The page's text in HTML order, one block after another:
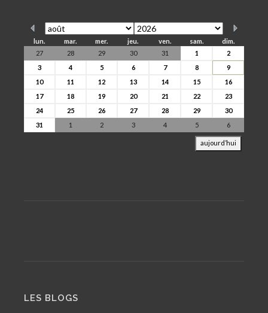
lun. mar. mer. jeu. ven. sam.
dim.
27
28 29 30 31 1
2
3
4 5 6 7 8
9
10
11 12 13 14 15
16
17
18 19 20 21 22
23
24
25 26 27 28 29
30
31
1 2 3 4 5 6
aujourd’hui
LES BLOGS